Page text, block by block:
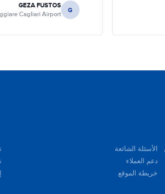
G
GEZA FUSTOS
Cagliari Airport
الأسئلة الشائعة
دعم العملاء
خريطة الموقع